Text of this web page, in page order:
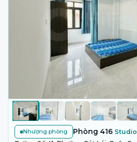
Nhượng phòng Phòng 416 Studio